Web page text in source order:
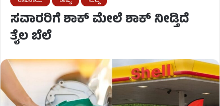
ಸವಾರರಿಗೆ ಶಾಕ್‌ ಮೇಲೆ ಶಾಕ್‌ ನೀಡ್ತಿದೆ
ತೈಲ ಬೆಲೆ